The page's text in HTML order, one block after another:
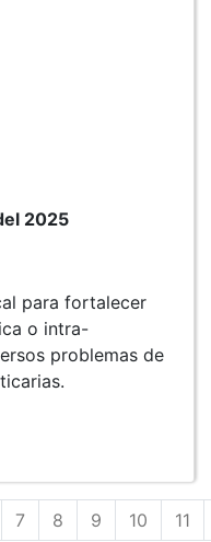
2025
para fortalecer
o intra-
problemas de
7 8 9 10 11